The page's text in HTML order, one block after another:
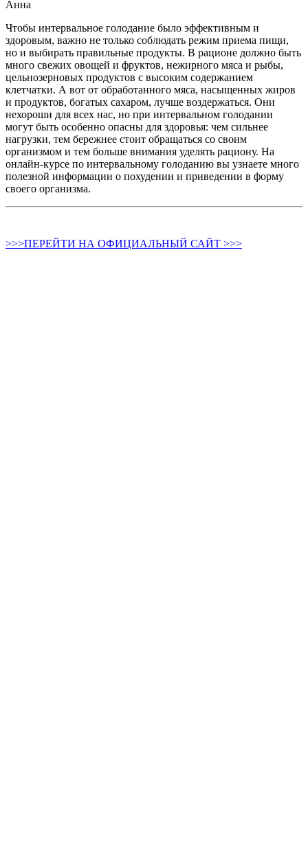
Анна
Чтобы интервальное голодание было эффективным и
здоровым, важно не только соблюдать режим приема пищи,
но и выбирать правильные продукты. В рационе должно быть
много свежих овощей и фруктов, нежирного мяса и рыбы,
цельнозерновых продуктов с высоким содержанием
клетчатки. А вот от обработанного мяса, насыщенных жиров
и продуктов, богатых сахаром, лучше воздержаться. Они
нехороши для всех нас, но при интервальном голодании
могут быть особенно опасны для здоровья: чем сильнее
нагрузки, тем бережнее стоит обращаться со своим
организмом и тем больше внимания уделять рациону. На
онлайн-курсе по интервальному голоданию вы узнаете много
полезной информации о похудении и приведении в форму
своего организма.
>>>ПЕРЕЙТИ НА ОФИЦИАЛЬНЫЙ САЙТ >>>